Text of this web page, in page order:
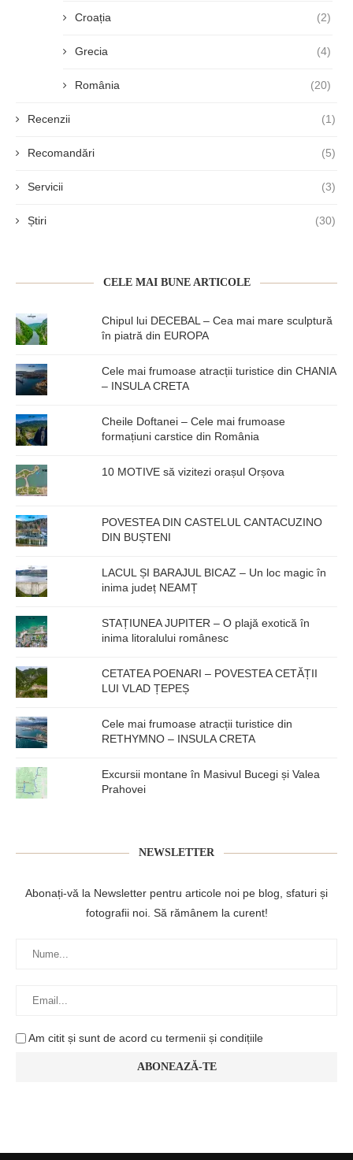
Croația (2)
Grecia (4)
România (20)
Recenzii (1)
Recomandări (5)
Servicii (3)
Știri (30)
CELE MAI BUNE ARTICOLE
Chipul lui DECEBAL – Cea mai mare sculptură
în piatră din EUROPA
Cele mai frumoase atracții turistice din CHANIA
– INSULA CRETA
Cheile Doftanei – Cele mai frumoase
formațiuni carstice din România
10 MOTIVE să vizitezi orașul Orșova
POVESTEA DIN CASTELUL CANTACUZINO
DIN BUȘTENI
LACUL ȘI BARAJUL BICAZ – Un loc magic în
inima județ NEAMȚ
STAȚIUNEA JUPITER – O plajă exotică în
inima litoralului românesc
CETATEA POENARI – POVESTEA CETĂȚII
LUI VLAD ȚEPEȘ
Cele mai frumoase atracții turistice din
RETHYMNO – INSULA CRETA
Excursii montane în Masivul Bucegi și Valea
Prahovei
NEWSLETTER
Abonați-vă la Newsletter pentru articole noi pe blog, sfaturi și
fotografii noi. Să rămânem la curent!
Am citit și sunt de acord cu termenii și condițiile